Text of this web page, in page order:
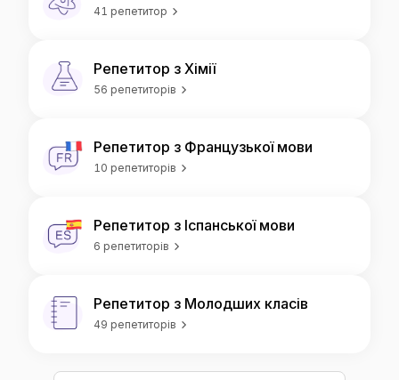
41 репетитор
Репетитор з Хімії
56 репетиторів
Репетитор з Французької мови
10 репетиторів
Репетитор з Іспанської мови
6 репетиторів
Репетитор з Молодших класів
49 репетиторів